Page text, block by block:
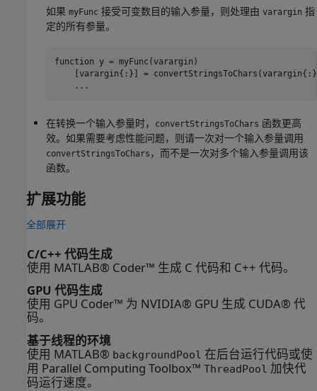
如果 myFunc 接受可变数目的输入参量，则处理由 varargin 指
定的所有参量。
function y = myFunc(varargin)
[varargin{:}] =
    ...
在转换一个输入参量时， convertStringsToChars 函数更高
效。如果需要考虑性能问题，则请一次对一个输入参量调用
convertStringsToChars ，而不是一次对多个输入参量调用该
函数。
扩展功能
全部展开
C/C++ 代码生成
使用 MATLAB® Coder™ 生成 C 代码和 C++ 代码。
GPU 代码生成
使用 GPU Coder™ 为 NVIDIA® GPU 生成 CUDA® 代
码。
基于线程的环境
使用 MATLAB® backgroundPool 在后台运行代码或使
用 Parallel Computing Toolbox™ ThreadPool 加快代
码运行速度。